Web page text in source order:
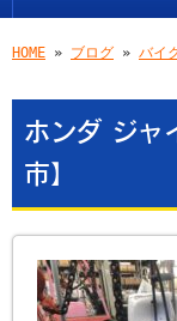
HOME » ブログ » バイ
ホンダ ジ
市】